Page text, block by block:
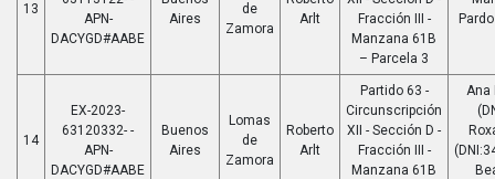
13
APN-
DACYGD#AABE
Aires
de
Zamora
Arlt
Fracción III -
Manzana 61B
– Parcela 3
14
EX-2023-
63120332- -
APN-
DACYGD#AABE
Buenos
Aires
Lomas
de
Zamora
Roberto
Arlt
Partido 63 -
Circunscripción
XII - Sección D -
Fracción III -
Manzana 61B
Ana